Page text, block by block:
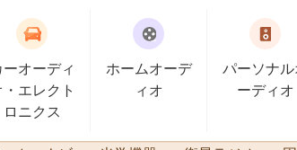
ーオーディ
・エレクト
ロニクス
ホームオーデ
ィオ
パーソナル
ーディオ